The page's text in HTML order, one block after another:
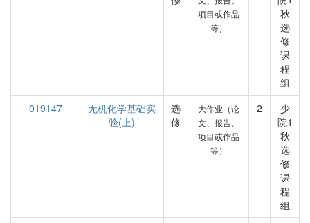
项目或作品
等）
秋
选
修
课
程
组
019147
无机化学基础实
验(上)
选
修
大作业（论
文、报告、
项目或作品
等）
2
少
院1
秋
选
修
课
程
组